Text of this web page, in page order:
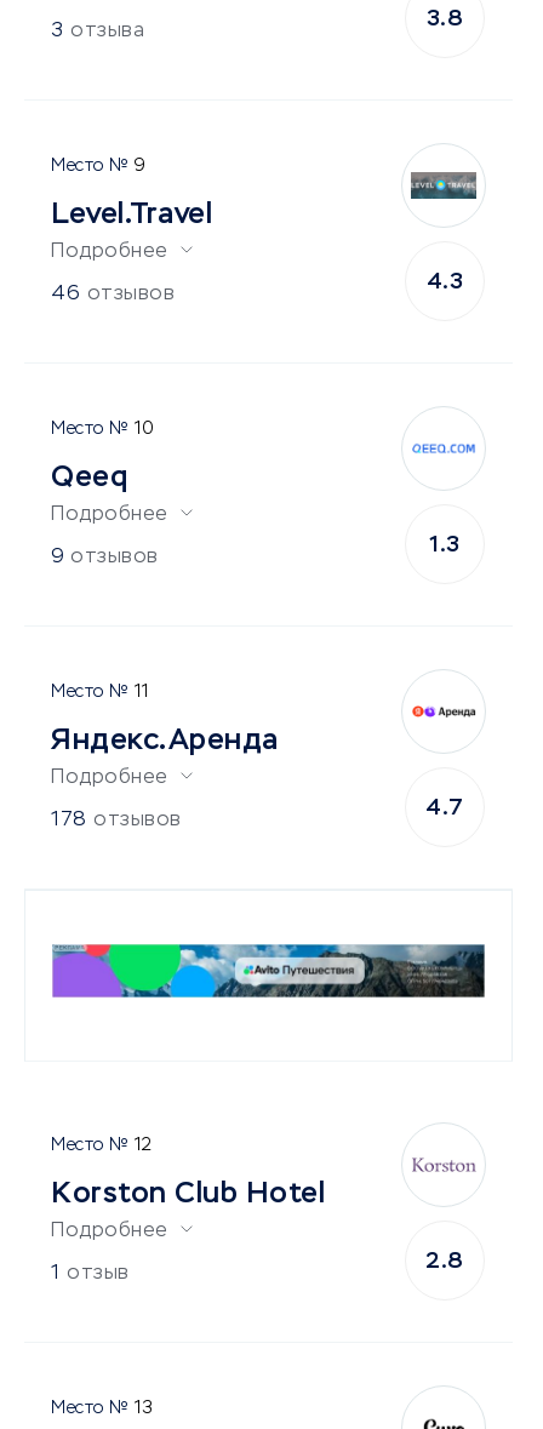
3 отзыва
3.8
9
Level.Travel
Подробнее
46 отзывов
4.3
10
Qeeq
Подробнее
9 отзывов
1.3
11
Яндекс.Аренда
Подробнее
178 отзывов
4.7
12
Korston Club Hotel
Подробнее
1 отзыв
2.8
13